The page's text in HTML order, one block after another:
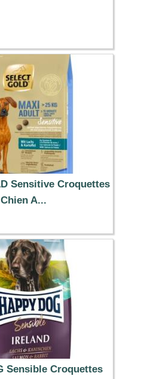
Sensitive Croquettes
Chien A...
36.99 €
Sensible Croquettes